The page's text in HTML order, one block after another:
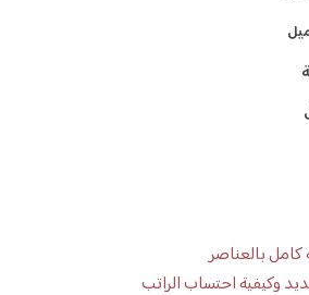
كامل بالعناصر
وكيفية احتساب الراتب